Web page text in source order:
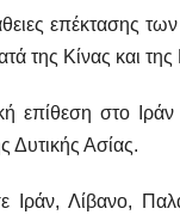
επέκτασης
της Κίνας και
επίθεση στο
Δυτικής Ασίας.
Ιράν, Λίβανο,